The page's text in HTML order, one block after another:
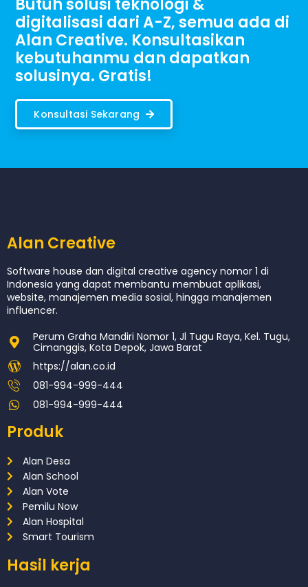
Butuh solusi teknologi &
digitalisasi dari A-Z, semua ada di
Alan Creative. Konsultasikan
kebutuhanmu dan dapatkan
solusinya. Gratis!
Konsultasi Sekarang
Alan Creative
Software house dan digital creative agency nomor 1 di
Indonesia yang dapat membantu membuat aplikasi,
website, manajemen media sosial, hingga manajemen
influencer.
Perum Graha Mandiri Nomor 1, Jl Tugu Raya, Kel. Tugu,
Cimanggis, Kota Depok, Jawa Barat
https://alan.co.id
081-994-999-444
081-994-999-444
Produk
Alan Desa
Alan School
Alan Vote
Pemilu Now
Alan Hospital
Smart Tourism
Hasil kerja